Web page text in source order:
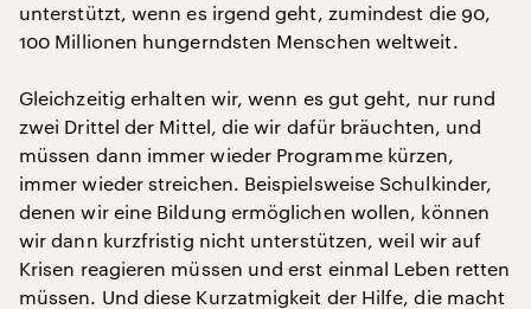
unterstützt, wenn es irgend geht, zumindest die 90,
100 Millionen hungerndsten Menschen weltweit.
Gleichzeitig erhalten wir, wenn es gut geht, nur rund
zwei Drittel der Mittel, die wir dafür bräuchten, und
müssen dann immer wieder Programme kürzen,
immer wieder streichen. Beispielsweise Schulkinder,
denen wir eine Bildung ermöglichen wollen, können
wir dann kurzfristig nicht unterstützen, weil wir auf
Krisen reagieren müssen und erst einmal Leben retten
müssen. Und diese Kurzatmigkeit der Hilfe, die macht